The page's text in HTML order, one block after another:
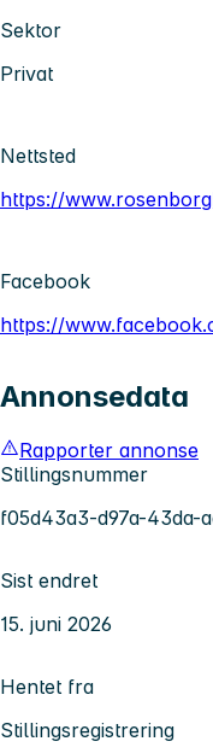
Sektor
Privat
Nettsted
https://
Facebook
https://
Annonsedata
Rapporter annonse
Stillingsnummer
f05d43a3-d97a-43da-
Sist endret
15. juni 2026
Hentet fra
Stillingsregistrering